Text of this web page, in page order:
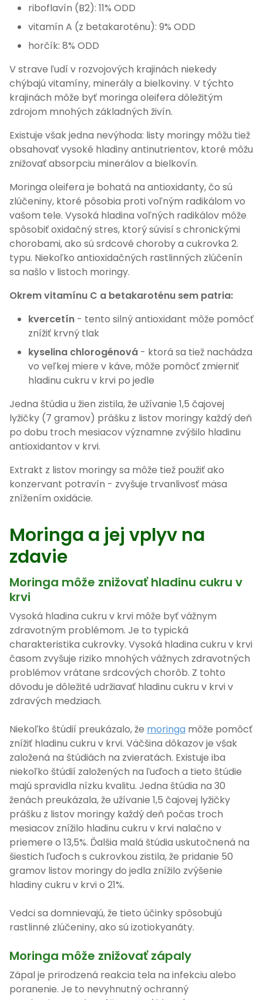
riboflavín (B2): 11% ODD
vitamín A (z betakaroténu): 9% ODD
horčík: 8% ODD
V strave ľudí v rozvojových krajinách niekedy
chýbajú vitamíny, minerály a bielkoviny. V týchto
krajinách môže byť moringa oleifera dôležitým
zdrojom mnohých základných živín.
Existuje však jedna nevýhoda: listy moringy môžu tiež
obsahovať vysoké hladiny antinutrientov, ktoré môžu
znižovať absorpciu minerálov a bielkovín.
Moringa oleifera je bohatá na antioxidanty, čo sú
zlúčeniny, ktoré pôsobia proti voľným radikálom vo
vašom tele. Vysoká hladina voľných radikálov môže
spôsobiť oxidačný stres, ktorý súvisí s chronickými
chorobami, ako sú srdcové choroby a cukrovka 2.
typu. Niekoľko antioxidačných rastlinných zlúčenín
sa našlo v listoch moringy.
Okrem vitamínu C a betakaroténu sem patria:
kvercetín - tento silný antioxidant môže pomôcť
znížiť krvný tlak
kyselina chlorogénová - ktorá sa tiež nachádza
vo veľkej miere v káve, môže pomôcť zmierniť
hladinu cukru v krvi po jedle
Jedna štúdia u žien zistila, že užívanie 1,5 čajovej
lyžičky (7 gramov) prášku z listov moringy každý deň
po dobu troch mesiacov významne zvýšilo hladinu
antioxidantov v krvi.
Extrakt z listov moringy sa môže tiež použiť ako
konzervant potravín - zvyšuje trvanlivosť mäsa
znížením oxidácie.
Moringa a jej vplyv na
zdavie
Moringa môže znižovať hladinu cukru v
krvi
Vysoká hladina cukru v krvi môže byť vážnym
zdravotným problémom. Je to typická
charakteristika cukrovky. Vysoká hladina cukru v krvi
časom zvyšuje riziko mnohých vážnych zdravotných
problémov vrátane srdcových chorôb. Z tohto
dôvodu je dôležité udržiavať hladinu cukru v krvi v
zdravých medziach.
Niekoľko štúdií preukázalo, že moringa môže pomôcť
znížiť hladinu cukru v krvi. Väčšina dôkazov je však
založená na štúdiách na zvieratách. Existuje iba
niekoľko štúdií založených na ľuďoch a tieto štúdie
majú spravidla nízku kvalitu. Jedna štúdia na 30
ženách preukázala, že užívanie 1,5 čajovej lyžičky
prášku z listov moringy každý deň počas troch
mesiacov znížilo hladinu cukru v krvi nalačno v
priemere o 13,5%. Ďalšia malá štúdia uskutočnená na
šiestich ľuďoch s cukrovkou zistila, že pridanie 50
gramov listov moringy do jedla znížilo zvýšenie
hladiny cukru v krvi o 21%.
Vedci sa domnievajú, že tieto účinky spôsobujú
rastlinné zlúčeniny, ako sú izotiokyanáty.
Moringa môže znižovať zápaly
Zápal je prirodzená reakcia tela na infekciu alebo
poranenie. Je to nevyhnutný ochranný